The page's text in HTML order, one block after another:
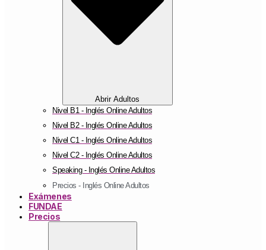
Abrir Adultos
Nivel B1 - Inglés Online Adultos
Nivel B2 - Inglés Online Adultos
Nivel C1 - Inglés Online Adultos
Nivel C2 - Inglés Online Adultos
Speaking - Inglés Online Adultos
Precios - Inglés Online Adultos
Exámenes
FUNDAE
Precios